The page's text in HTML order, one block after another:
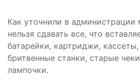
Как уточнили в администрации
нельзя сдавать все, что
батарейки, картриджи,
бритвенные станки, старые
лампочки.